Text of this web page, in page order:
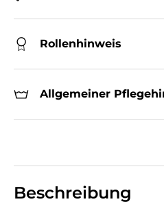
Rollenhinweis
Allgemeiner
Beschreibung